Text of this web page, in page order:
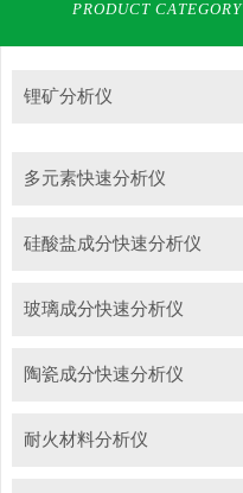
PRODUCT CATEGORY
锂矿分析仪
多元素快速分析仪
硅酸盐成分快速分析仪
玻璃成分快速分析仪
陶瓷成分快速分析仪
耐火材料分析仪